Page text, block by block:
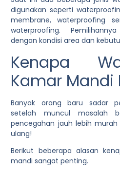
digunakan seperti
membrane, waterproofing
waterproofing.
dengan kondisi area dan
Kenapa
Kamar Mandi
Banyak orang baru sadar
setelah muncul masalah
pencegahan jauh lebih
ulang!
Berikut beberapa alasan
mandi sangat penting.